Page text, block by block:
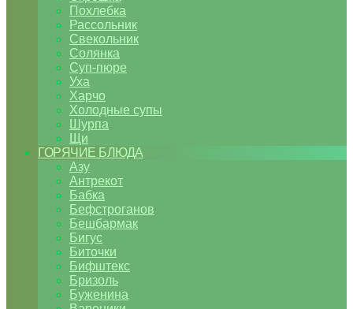
Похлебка
Рассольник
Свекольник
Солянка
Суп-пюре
Уха
Харчо
Холодные супы
Шурпа
Щи
ГОРЯЧИЕ БЛЮДА
Азу
Антрекот
Бабка
Бефстроганов
Бешбармак
Бигус
Биточки
Бифштекс
Бризоль
Буженина